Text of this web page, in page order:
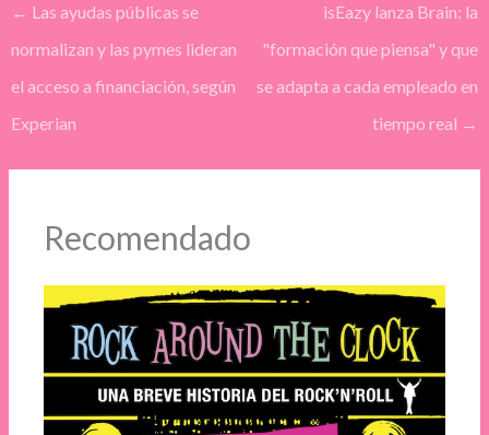
← Las ayudas públicas se
normalizan y las pymes lideran
el acceso a financiación, según
Experian
isEazy lanza Brain: la
"formación que piensa" y que
se adapta a cada empleado en
tiempo real →
Recomendado